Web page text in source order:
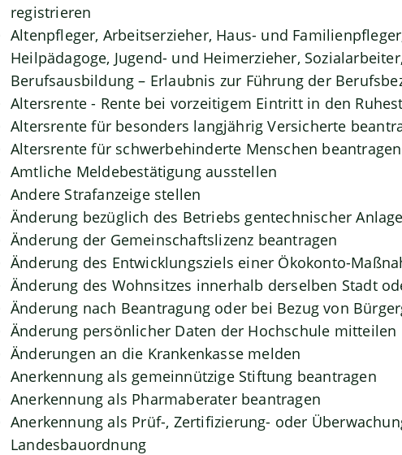
registrieren
Altenpfleger, Arbeitserzieher, Haus- und
Heilpädagoge, Jugend- und Heimerzieher,
Berufsausbildung – Erlaubnis zur Führung der
Altersrente - Rente bei vorzeitigem Eintritt in den
Altersrente für besonders langjährig Versicherte
Altersrente für schwerbehinderte Menschen beantragen
Amtliche Meldebestätigung ausstellen
Andere Strafanzeige stellen
Änderung bezüglich des Betriebs gentechnischer
Änderung der Gemeinschaftslizenz beantragen
Änderung des Entwicklungsziels einer Ökokonto-
Änderung des Wohnsitzes innerhalb derselben Stadt
Änderung nach Beantragung oder bei Bezug von
Änderung persönlicher Daten der Hochschule mitteilen
Änderungen an die Krankenkasse melden
Anerkennung als gemeinnützige Stiftung beantragen
Anerkennung als Pharmaberater beantragen
Anerkennung als Prüf-, Zertifizierung- oder
Landesbauordnung